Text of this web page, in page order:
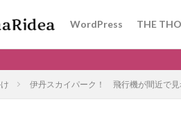
WordPress THE
伊丹スカイパーク！ 飛行機が間近で見